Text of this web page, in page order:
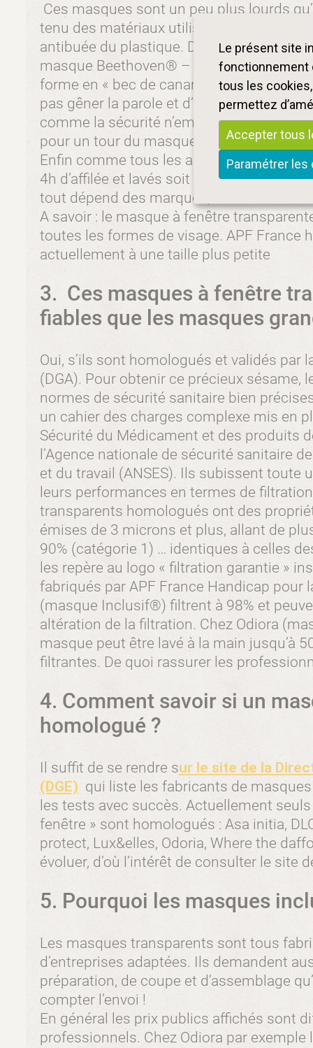
Le présent site
fonctionnement
tous les
permettez
Accepter tous
Paramétrer les
Ces masques sont un peu plus lourds
tenu des matériaux utilisés. Certains
antibuée du plastique. D’autres pour un
masque Beethoven® – conçu au départ
forme en « bec de canard » permettant
pas gêner la parole et d’éloigner la zone
comme la sécurité n’empêche pas la
pour un tour du masque personnalisable
Enfin comme tous les autres masques,
4h d’affilée et lavés soit à la main soit en
tout dépend des marques, il est donc
A savoir : le masque à fenêtre
toutes les formes de visage. APF France
actuellement à une taille plus petite
3. Ces masques à fenêtre
fiables que les masques
Oui, s’ils sont homologués et validés par
(DGA). Pour obtenir ce précieux sésame,
normes de sécurité sanitaire bien
un cahier des charges complexe mis en
Sécurité du Médicament et des produits
l’Agence nationale de sécurité sanitaire
et du travail (ANSES). Ils subissent toute
leurs performances en termes de
transparents homologués ont des
émises de 3 microns et plus, allant de
90% (catégorie 1) … identiques à celles
les repère au logo « filtration garantie »
fabriqués par APF France Handicap pour
(masque Inclusif®) filtrent à 98% et
altération de la filtration. Chez Odiora
masque peut être lavé à la main jusqu’à
filtrantes. De quoi rassurer les
4. Comment savoir si un
homologué ?
Il suffit de se rendre sur le site de la
(DGE) qui liste les fabricants de
les tests avec succès. Actuellement
fenêtre » sont homologués : Asa initia,
protect, Lux&elles, Odoria, Where the
évoluer, d’où l’intérêt de consulter le site
5. Pourquoi les masques
Les masques transparents sont tous
d’entreprises adaptées. Ils demandent
préparation, de coupe et d’assemblage
compter l’envoi !
En général les prix publics affichés sont
professionnels. Chez Odiora par